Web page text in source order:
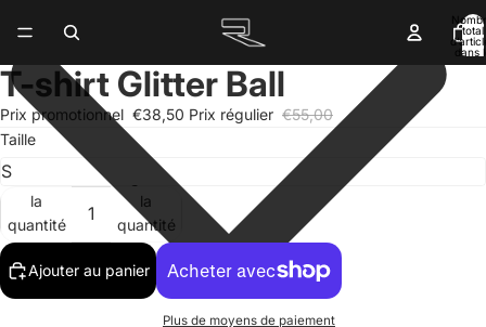
total
dans
T-shirt Glitter Ball
Prix promotionnel €38,50 Prix régulier €55,00
Taille
Diminuer
la
quantité
Augmenter
la
quantité
Ajouter au panier
Plus de moyens de paiement